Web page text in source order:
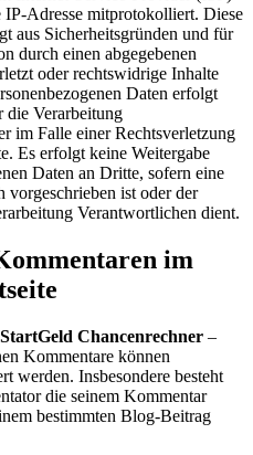
IP-Adresse mitprotokolliert. Diese
aus Sicherheitsgründen und für
durch einen abgegebenen
oder rechtswidrige Inhalte
Daten erfolgt
die Verarbeitung
im Falle einer Rechtsverletzung
Es erfolgt keine Weitergabe
Daten an Dritte, sofern eine
vorgeschrieben ist oder der
Verantwortlichen dient.
im
Chancenrechner –
Kommentare können
werden. Insbesondere besteht
die seinem Kommentar
bestimmten Blog-Beitrag